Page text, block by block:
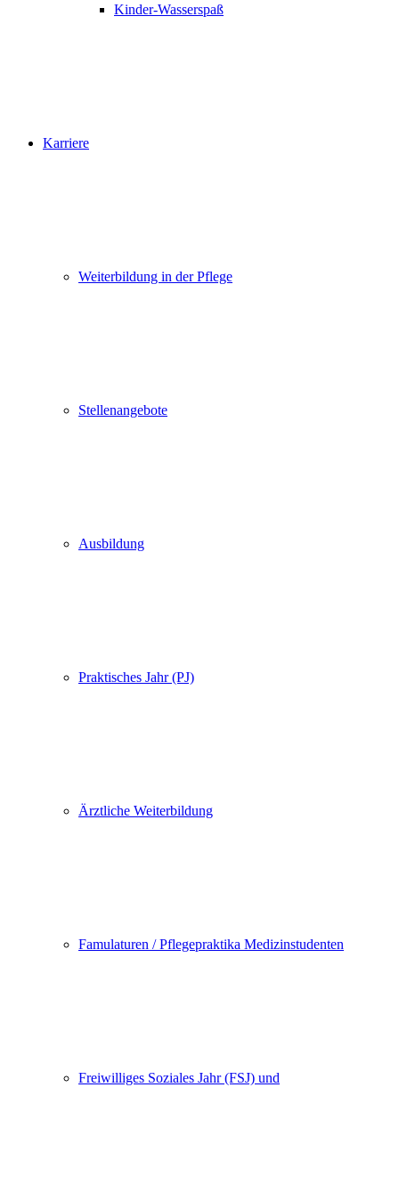
Kinder-Wasserspaß
Karriere
Weiterbildung in der Pflege
Stellenangebote
Ausbildung
Praktisches Jahr (PJ)
Ärztliche Weiterbildung
Famulaturen / Pflegepraktika Medizinstudenten
Freiwilliges Soziales Jahr (FSJ) und